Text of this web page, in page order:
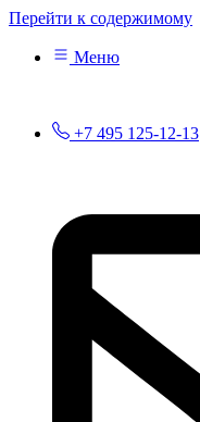
Перейти к содержимому
Меню
+7 495 125-12-13